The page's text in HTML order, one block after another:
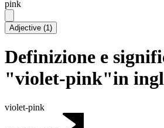
pink
Adjective (1)
Definizione e
"violet-pink"in
violet-pink